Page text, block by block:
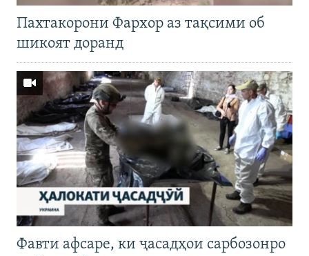
Пахтакорони Фархор аз тақсими об
шикоят доранд
Фавти афсаре, ки ҷасадҳои сарбозонро